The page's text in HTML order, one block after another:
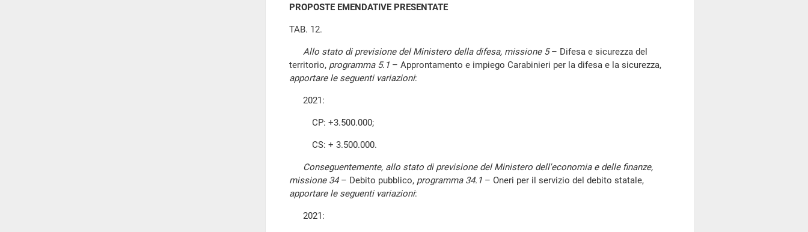
PROPOSTE EMENDATIVE PRESENTATE
TAB. 12.
Allo stato di previsione del Ministero della difesa, missione 5– Difesa e sicurezza del
territorio, programma 5.1 – Approntamento e impiego Carabinieri per la difesa e la sicurezza,
apportare le seguenti variazioni:
2021:
CP: +3.500.000;
CS: + 3.500.000.
Conseguentemente, allo stato di previsione del Ministero dell'economia e delle finanze,
missione 34– Debito pubblico, programma 34.1 – Oneri per il servizio del debito statale,
apportare le seguenti variazioni:
2021: